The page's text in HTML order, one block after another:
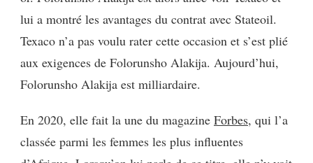
lui a montré les avantages du contrat avec Stateoil.
Texaco n’a pas voulu rater cette occasion et s’est plié
aux exigences de Folorunsho Alakija. Aujourd’hui,
Folorunsho Alakija est milliardaire.
En 2020, elle fait la une du magazine Forbes, qui l’a
classée parmi les femmes les plus influentes